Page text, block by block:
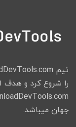
را شروع کرد و هدف
جهان میباشد.